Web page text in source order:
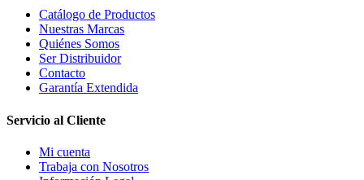
Catálogo de Productos
Nuestras Marcas
Quiénes Somos
Ser Distribuidor
Contacto
Garantía Extendida
Servicio al Cliente
Mi cuenta
Trabaja con Nosotros